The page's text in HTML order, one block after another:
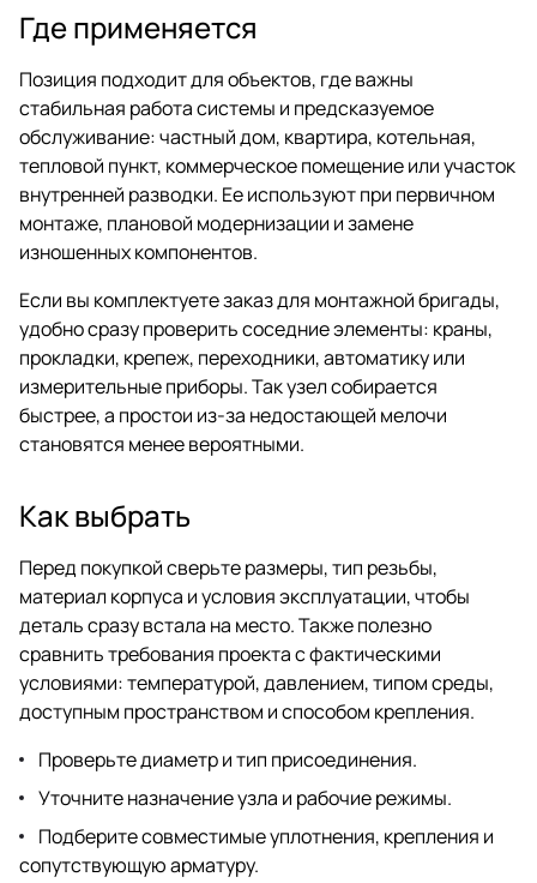
Где применяется
Позиция подходит для объектов, где важны
стабильная работа системы и предсказуемое
обслуживание: частный дом, квартира, котельная,
тепловой пункт, коммерческое помещение или участок
внутренней разводки. Ее используют при первичном
монтаже, плановой модернизации и замене
изношенных компонентов.
Если вы комплектуете заказ для монтажной бригады,
удобно сразу проверить соседние элементы: краны,
прокладки, крепеж, переходники, автоматику или
измерительные приборы. Так узел собирается
быстрее, а простои из-за недостающей мелочи
становятся менее вероятными.
Как выбрать
Перед покупкой сверьте размеры, тип резьбы,
материал корпуса и условия эксплуатации, чтобы
деталь сразу встала на место. Также полезно
сравнить требования проекта с фактическими
условиями: температурой, давлением, типом среды,
доступным пространством и способом крепления.
Проверьте диаметр и тип присоединения.
Уточните назначение узла и рабочие режимы.
Подберите совместимые уплотнения, крепления и
сопутствующую арматуру.